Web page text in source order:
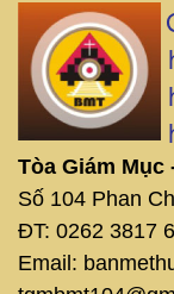
Tòa Giám Mục
Số 104 Phan
ĐT: 0262 3817
Email: